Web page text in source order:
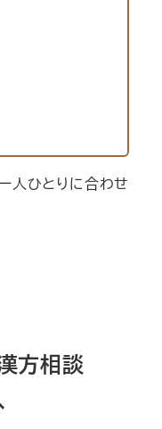
人ひとりに合わせ
方相談